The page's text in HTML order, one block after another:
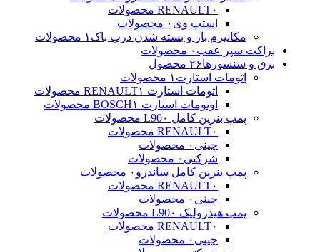
RENAULT۰ محصولات
استپ وی ۰ محصولات
مکانیزم باز و بسته شدن درب باک ۱ محصولات
براکت سپر عقب ۰ محصولات
برق و سنسورها۲۶ محصول
اتومات استارت ۱ محصولات
اتومات استارت RENAULT ۱ محصولات
اوتومات استارت BOSCH ۱ محصولات
پمپ بنزین کامل L90 ۰ محصولات
RENAULT۰ محصولات
چینی ۰ محصولات
شرکتی ۰ محصولات
پمپ بنزین کامل ساندرو ۰ محصولات
RENAULT۰ محصولات
چینی ۰ محصولات
پمپ هیدرولیک L90 ۰ محصولات
RENAULT۰ محصولات
چینی ۰ محصولات